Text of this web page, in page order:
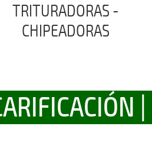
TRITURADORAS -
CHIPEADORAS
|